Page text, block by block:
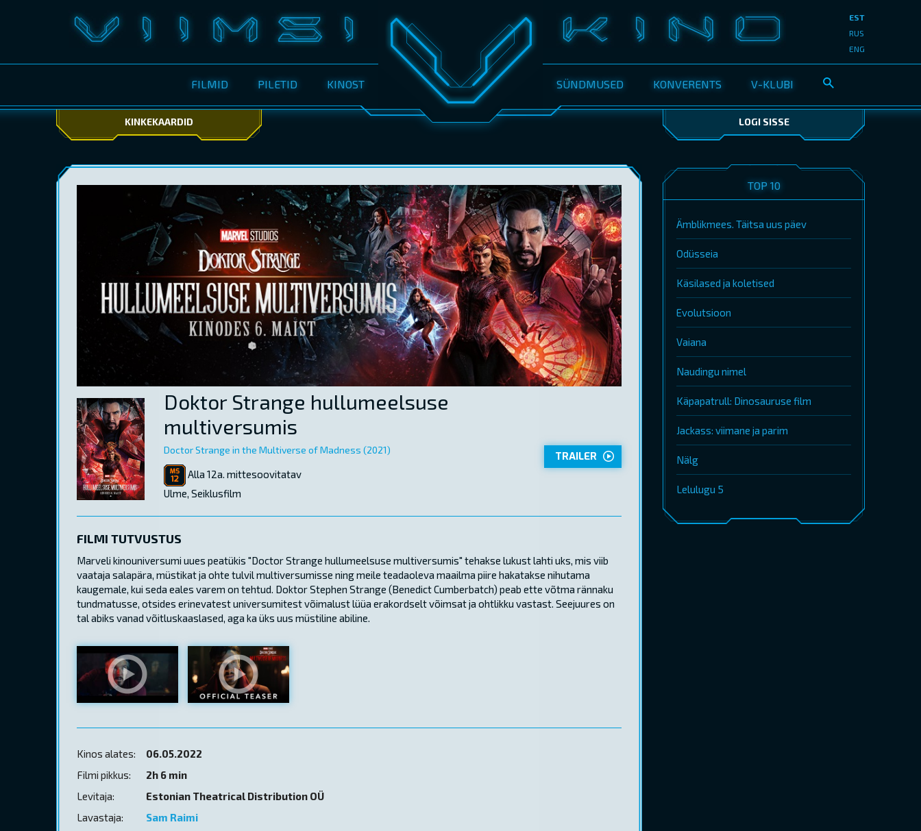
FILMID PILETID KINOST SÜNDMUSED KONVERENTS V-KLUBI
EST
RUS
ENG
KINKEKAARDID LOGI SISSE
Doktor Strange hullumeelsuse
multiversumis
Doctor Strange in the Multiverse of Madness (2021)
Alla 12a. mittesoovitatav
Ulme, Seiklusfilm
TRAILER
FILMI TUTVUSTUS
Marveli kinouniversumi uues peatükis "Doctor Strange hullumeelsuse multiversumis" tehakse lukust lahti uks, mis viib
vaataja salapära, müstikat ja ohte tulvil multiversumisse ning meile teadaoleva maailma piire hakatakse nihutama
kaugemale, kui seda eales varem on tehtud. Doktor Stephen Strange (Benedict Cumberbatch) peab ette võtma rännaku
tundmatusse, otsides erinevatest universumitest võimalust lüüa erakordselt võimsat ja ohtlikku vastast. Seejuures on
tal abiks vanad võitluskaaslased, aga ka üks uus müstiline abiline.
Kinos alates:
06.05.2022
Filmi pikkus:
2h 6 min
Levitaja:
Estonian Theatrical Distribution OÜ
Lavastaja:
Sam Raimi
TOP 10
Ämblikmees. Täitsa uus päev
Odüsseia
Käsilased ja koletised
Evolutsioon
Vaiana
Naudingu nimel
Käpapatrull: Dinosauruse film
Jackass: viimane ja parim
Nälg
Lelulugu 5